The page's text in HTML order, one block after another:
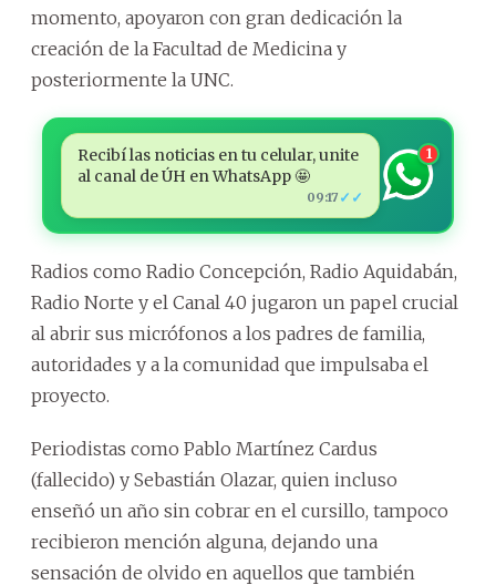
momento, apoyaron con gran dedicación la
creación de la Facultad de Medicina y
posteriormente la UNC.
Recibí las noticias en tu celular, unite
al canal de ÚH en WhatsApp 🤩
09:17 ✓✓
1
Radios como Radio Concepción, Radio Aquidabán,
Radio Norte y el Canal 40 jugaron un papel crucial
al abrir sus micrófonos a los padres de familia,
autoridades y a la comunidad que impulsaba el
proyecto.
Periodistas como Pablo Martínez Cardus
(fallecido) y Sebastián Olazar, quien incluso
enseñó un año sin cobrar en el cursillo, tampoco
recibieron mención alguna, dejando una
sensación de olvido en aquellos que también